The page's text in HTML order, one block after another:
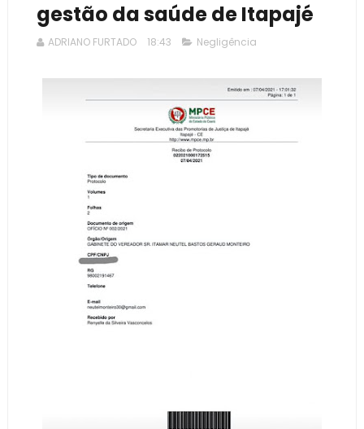
gestão da saúde de Itapajé
ADRIANO FURTADO 18:43 Negligência